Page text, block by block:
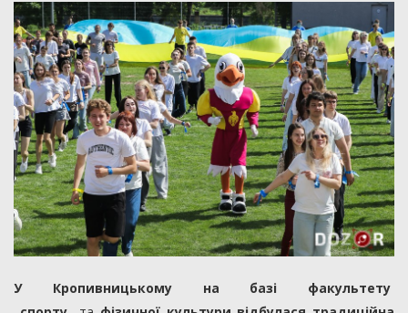
У Кропивницькому на базі факультету